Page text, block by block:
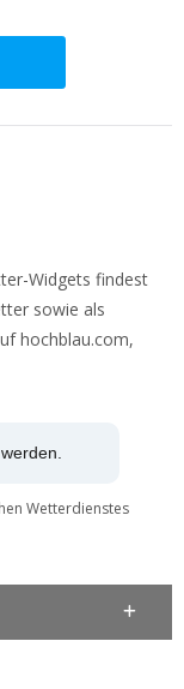
Widgets findest
sowie als
hochblau.com,
Wetterdienstes